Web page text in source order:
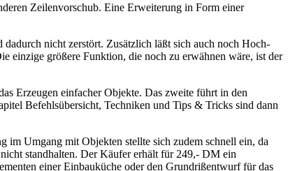
Zeilenvorschub. Eine Erweiterung in Form einer
nicht zerstört. Zusätzlich läßt sich auch noch Hoch-
einzige größere Funktion, die noch zu erwähnen wäre, ist der
Erzeugen einfacher Objekte. Das zweite führt in den
Befehlsübersicht, Techniken und Tips & Tricks sind dann
im Umgang mit Objekten stellte sich zudem schnell ein, da
standhalten. Der Käufer erhält für 249,- DM ein
einer Einbauküche oder den Grundrißentwurf für das